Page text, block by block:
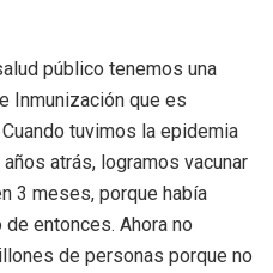
público tenemos una
Inmunización que es
tuvimos la epidemia
atrás, logramos vacunar
3 meses, porque había
entonces. Ahora no
de personas porque no